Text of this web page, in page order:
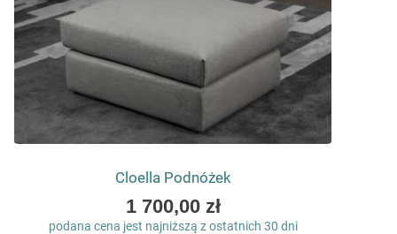
Cloella Podnóżek
As
low
1 700,00 zł
podana cena jest najniższą z ostatnich 30 dni